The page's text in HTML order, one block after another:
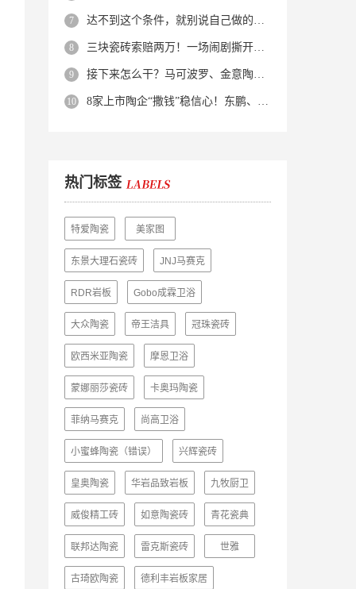
达不到这个条件，就别说自己做的是质感砖！
三块瓷砖索赔两万！一场闹剧撕开了装修“碰瓷”的遮羞布
接下来怎么干？马可波罗、金意陶、蒙娜丽莎、箭牌、欧神诺、宏宇…
8家上市陶企“撒钱”稳信心！东鹏、蒙娜丽莎等启动回购增持
热门标签
特爱陶瓷 美家图
东景大理石瓷砖 JNJ马赛克
RDR岩板 Gobo成霖卫浴
大众陶瓷 帝王洁具 冠珠瓷砖
欧西米亚陶瓷 摩恩卫浴
蒙娜丽莎瓷砖 卡奥玛陶瓷
菲纳马赛克 尚高卫浴
小蜜蜂陶瓷（错误） 兴辉瓷砖
皇奥陶瓷 华岩品致岩板 九牧厨卫
威俊精工砖 如意陶瓷砖 青花瓷典
联邦达陶瓷 雷克斯瓷砖 世雅
古琦欧陶瓷 德利丰岩板家居